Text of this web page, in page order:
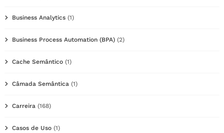
Business Analytics (1)
Business Process Automation (BPA) (2)
Cache Semântico (1)
Câmada Semântica (1)
Carreira (168)
Casos de Uso (1)